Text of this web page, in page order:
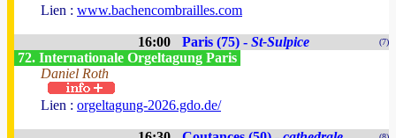
Lien : www.bachencombrailles.com
16:00 Paris (75) - St-Sulpice (7)
72. Internationale Orgeltagung Paris
Daniel Roth
Lien : orgeltagung-2026.gdo.de/